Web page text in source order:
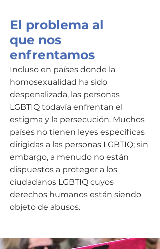
El problema al
que nos
enfrentamos
Incluso en países donde la
homosexualidad ha sido
despenalizada, las personas
LGBTIQ todavía enfrentan el
estigma y la persecución. Muchos
países no tienen leyes específicas
dirigidas a las personas LGBTIQ; sin
embargo, a menudo no están
dispuestos a proteger a los
ciudadanos LGBTIQ cuyos
derechos humanos están siendo
objeto de abusos.